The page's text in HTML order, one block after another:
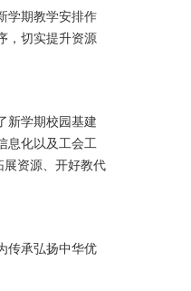
学期教学安排作
，切实提升资源
新学期校园基建
息化以及工会工
展资源、开好教代
传承弘扬中华优